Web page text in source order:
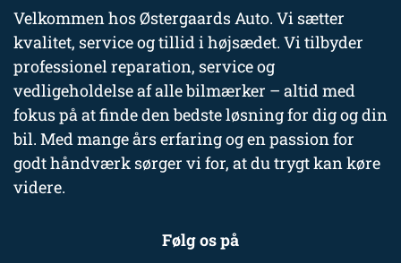
Velkommen hos Østergaards Auto. Vi sætter
kvalitet, service og tillid i højsædet. Vi tilbyder
professionel reparation, service og
vedligeholdelse af alle bilmærker – altid med
fokus på at finde den bedste løsning for dig og din
bil. Med mange års erfaring og en passion for
godt håndværk sørger vi for, at du trygt kan køre
videre.
Følg os på